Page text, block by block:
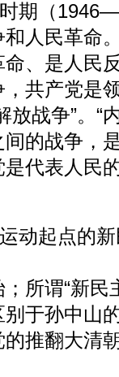
期（
人民革命
、是人民
共产党是
战争”。“
的战争，
代表人民
动起点的
所谓“新民
于孙中山
推翻大清